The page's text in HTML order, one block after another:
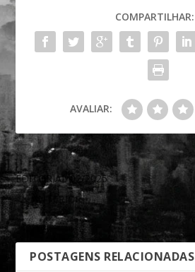
COMPARTILHAR:
AVALIAR:
EDITORIAL 02/2025
ANTERIOR
POSTAGENS RELACIONADAS